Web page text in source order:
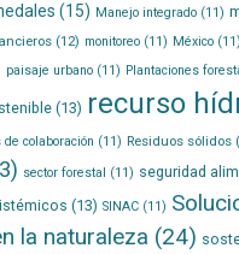
(15) Manejo integrado(11)
(12) monitoreo(11) México(11)
paisaje urbano(11) Plantaciones
(13) recurso
de colaboración (11) Residuos sólidos
sector forestal (11) seguridad
(13) SINAC(11)
la naturaleza (24)